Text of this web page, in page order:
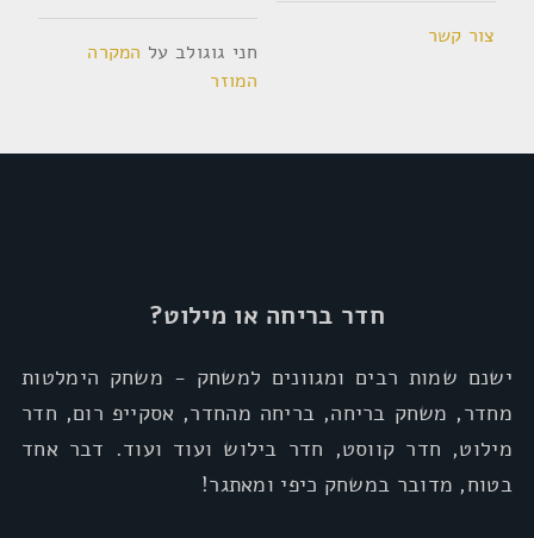
צור קשר
חני גוגולב על המקרה
המוזר
חדר בריחה או מילוט?
ישנם שמות רבים ומגוונים למשחק - משחק הימלטות
מחדר, משחק בריחה, בריחה מהחדר, אסקייפ רום, חדר
מילוט, חדר קווסט, חדר בילוש ועוד ועוד. דבר אחד
בטוח, מדובר במשחק כיפי ומאתגר!